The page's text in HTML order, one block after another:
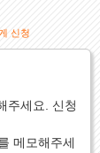
신청
주세요. 신청
메모해주세